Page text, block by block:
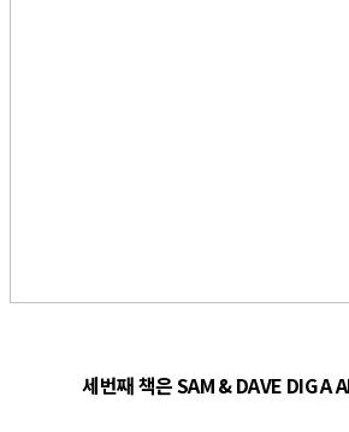
세번째 책은 SAM & DAVE DIG A